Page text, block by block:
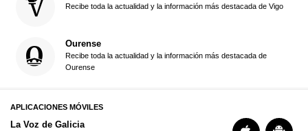
Recibe toda la actualidad y la información más destacada de Vigo
Ourense
Recibe toda la actualidad y la información más destacada de
Ourense
APLICACIONES MÓVILES
La Voz de Galicia